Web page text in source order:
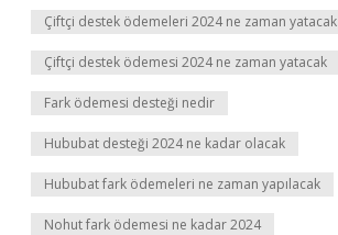
Çiftçi destek ödemeleri 2024 ne zaman yatacak
Çiftçi destek ödemesi 2024 ne zaman yatacak
Fark ödemesi desteği nedir
Hububat desteği 2024 ne kadar olacak
Hububat fark ödemeleri ne zaman yapılacak
Nohut fark ödemesi ne kadar 2024